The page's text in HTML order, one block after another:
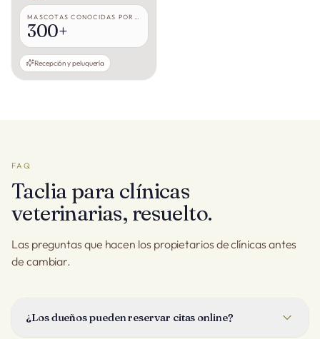
300+
Recepción y peluquería
FAQ
Taclia para clínicas
veterinarias, resuelto.
Las preguntas que hacen los propietarios de clínicas antes
de cambiar.
¿Los dueños pueden reservar citas online?